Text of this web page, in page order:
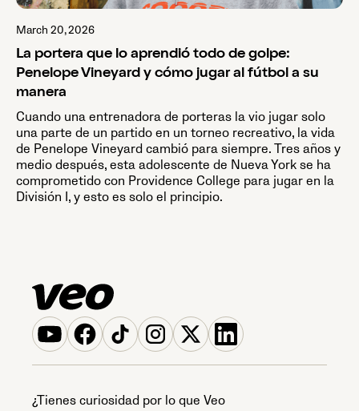
March 20, 2026
La portera que lo aprendió todo de golpe:
Penelope Vineyard y cómo jugar al fútbol a su
manera
Cuando una entrenadora de porteras la vio jugar solo
una parte de un partido en un torneo recreativo, la vida
de Penelope Vineyard cambió para siempre. Tres años y
medio después, esta adolescente de Nueva York se ha
comprometido con Providence College para jugar en la
División I, y esto es solo el principio.
¿Tienes curiosidad por lo que Veo